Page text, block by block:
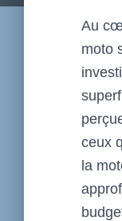
Au
moto
ceux
la